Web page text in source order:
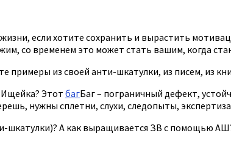
если хотите сохранить и вырастить
со временем это может стать вашим, когда
из своей анти-шкатулки, из писем, из
Этот багБаг – пограничный дефект,
нужны сплетни, слухи, следопыты,
шкатулки)? А как выращивается ЗВ с помощью